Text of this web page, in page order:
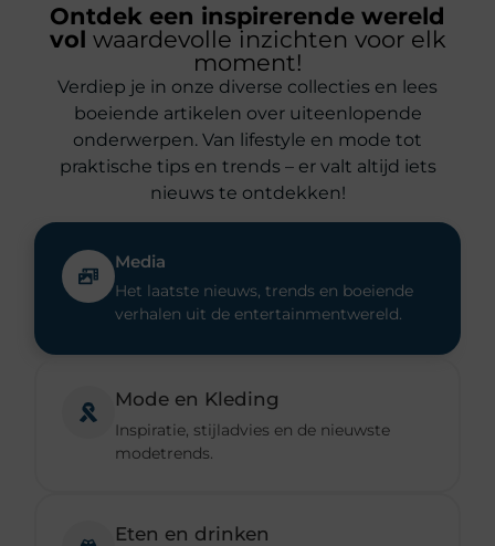
Ontdek een inspirerende wereld
vol waardevolle inzichten voor elk
moment!
Verdiep je in onze diverse collecties en lees
boeiende artikelen over uiteenlopende
onderwerpen. Van lifestyle en mode tot
praktische tips en trends – er valt altijd iets
nieuws te ontdekken!
Media
Het laatste nieuws, trends en boeiende
verhalen uit de entertainmentwereld.
Mode en Kleding
Inspiratie, stijladvies en de nieuwste
modetrends.
Eten en drinken